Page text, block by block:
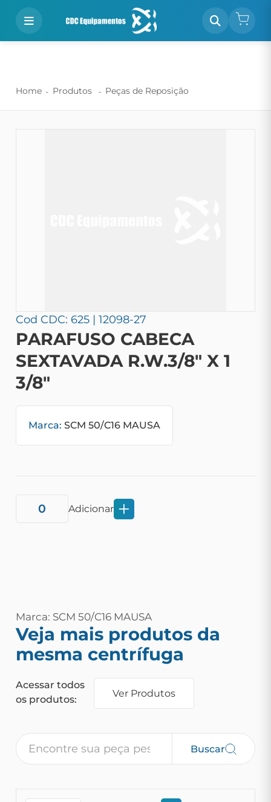
Home Produtos Peças de Reposição
Cod CDC: 625 | 12098-27
PARAFUSO CABECA
SEXTAVADA R.W.3/8" X 1
3/8"
Marca: SCM 50/C16 MAUSA
Adicionar
Marca: SCM 50/C16 MAUSA
Veja mais produtos da
mesma centrífuga
Acessar todos
os produtos:
Ver Produtos
Buscar